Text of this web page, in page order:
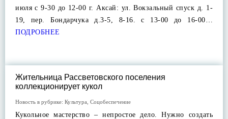
июля с 9-30 до 12-00 г. Аксай: ул. Вокзальный спуск д. 1-
19, пер. Бондарчука д.3-5, 8-16. с 13-00 до 16-00…
ПОДРОБНЕЕ
Жительница Рассветовского поселения
коллекционирует кукол
Новость в рубрике: Культура Соцобеспечение
Кукольное мастерство – непростое дело. Нужно создать